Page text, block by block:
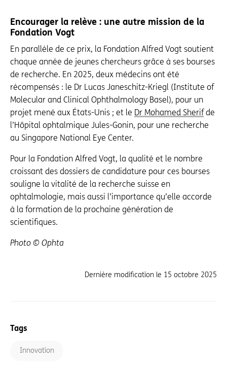
Encourager la relève : une autre mission de la
Fondation Vogt
En parallèle de ce prix, la Fondation Alfred Vogt soutient
chaque année de jeunes chercheurs grâce à ses bourses
de recherche. En 2025, deux médecins ont été
récompensés : le Dr Lucas Janeschitz-Kriegl (Institute of
Molecular and Clinical Ophthalmology Basel), pour un
projet mené aux États-Unis ; et le Dr Mohamed Sherifde
l’Hôpital ophtalmique Jules-Gonin, pour une recherche
au Singapore National Eye Center.
Pour la Fondation Alfred Vogt, la qualité et le nombre
croissant des dossiers de candidature pour ces bourses
souligne la vitalité de la recherche suisse en
ophtalmologie, mais aussi l’importance qu’elle accorde
à la formation de la prochaine génération de
scientifiques.
Photo © Ophta
Dernière modification le 15 octobre 2025
Tags
Innovation